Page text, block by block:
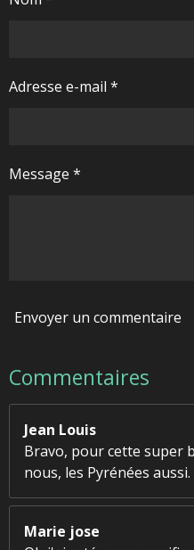
Adresse e-mail *
Message *
Envoyer un commentaire
Commentaires
Jean Louis
Bravo, pour cette super
nous, les Pyrénées aussi.
Marie jose